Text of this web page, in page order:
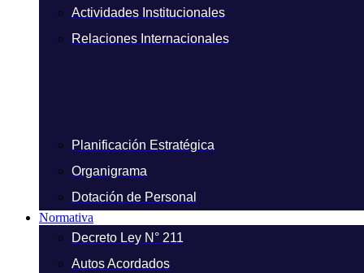
Actividades Institucionales
Relaciones Internacionales
Planificación Estratégica
Organigrama
Dotación de Personal
Normativa
Decreto Ley N° 211
Autos Acordados